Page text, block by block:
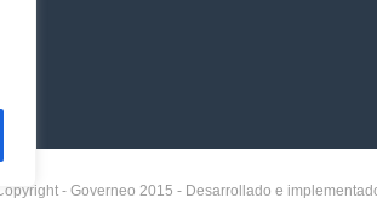
- Governeo 2015 - Desarrollado e